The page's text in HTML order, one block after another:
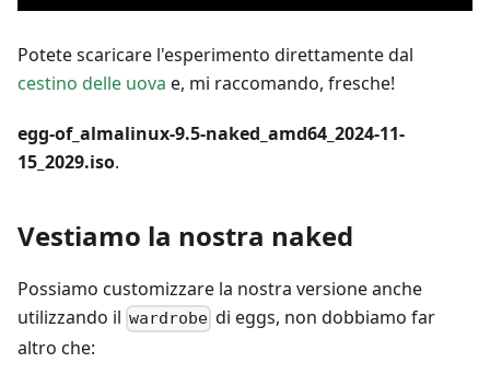
Potete scaricare l'esperimento direttamente dal
cestino delle uova e, mi raccomando, fresche!
egg-of_almalinux-9.5-naked_amd64_2024-11-
15_2029.iso.
Vestiamo la nostra naked
Possiamo customizzare la nostra versione anche
utilizzando il wardrobe di eggs, non dobbiamo far
altro che: